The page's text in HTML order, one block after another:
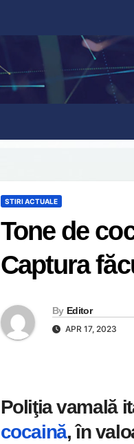
STIRI ACTUALE
Tone de
Captura
By Editor
APR 17, 2023
Poliţia vamală
cocaină, în